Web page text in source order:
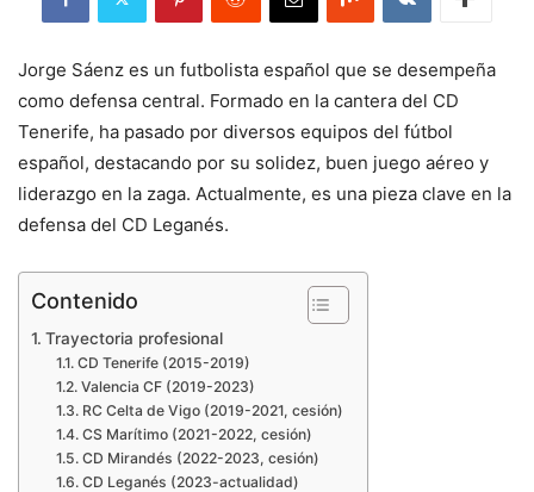
Jorge Sáenz es un futbolista español que se desempeña
como defensa central. Formado en la cantera del CD
Tenerife, ha pasado por diversos equipos del fútbol
español, destacando por su solidez, buen juego aéreo y
liderazgo en la zaga. Actualmente, es una pieza clave en la
defensa del CD Leganés.
Contenido
Trayectoria profesional
CD Tenerife (2015-2019)
Valencia CF (2019-2023)
RC Celta de Vigo (2019-2021, cesión)
CS Marítimo (2021-2022, cesión)
CD Mirandés (2022-2023, cesión)
CD Leganés (2023-actualidad)